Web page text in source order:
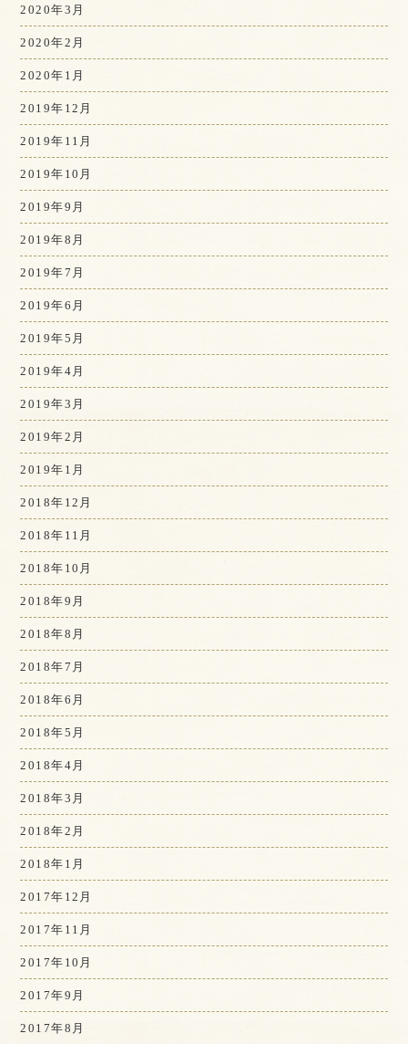
2020年3月
2020年2月
2020年1月
2019年12月
2019年11月
2019年10月
2019年9月
2019年8月
2019年7月
2019年6月
2019年5月
2019年4月
2019年3月
2019年2月
2019年1月
2018年12月
2018年11月
2018年10月
2018年9月
2018年8月
2018年7月
2018年6月
2018年5月
2018年4月
2018年3月
2018年2月
2018年1月
2017年12月
2017年11月
2017年10月
2017年9月
2017年8月